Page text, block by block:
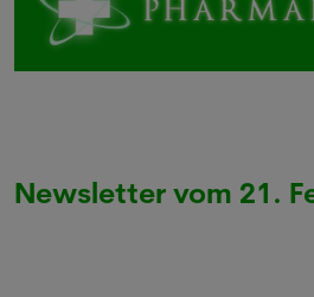
Newsletter vom 21.